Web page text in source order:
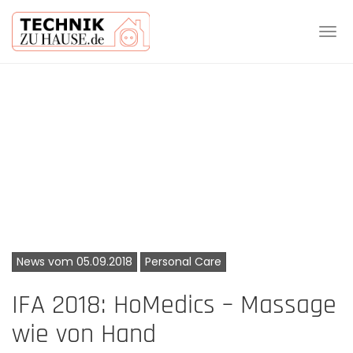
News vom 05.09.2018 Personal Care
IFA 2018: HoMedics – Massage
wie von Hand